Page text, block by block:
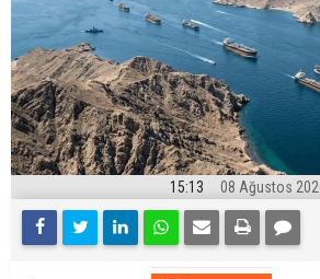
15:13 08 Ağustos